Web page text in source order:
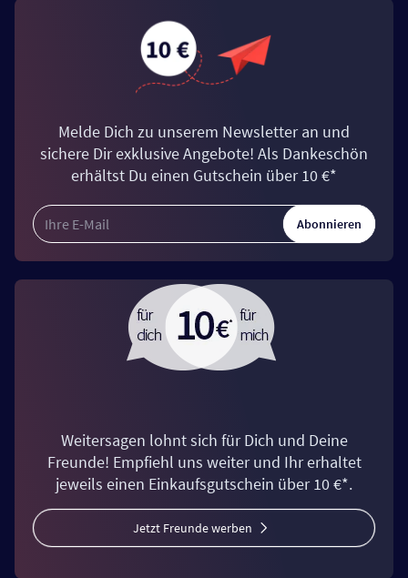
Melde Dich zu unserem Newsletter an und
sichere Dir exklusive Angebote! Als Dankeschön
erhältst Du einen Gutschein über 10 €*
Abonnieren
Weitersagen lohnt sich für Dich und Deine
Freunde! Empfiehl uns weiter und Ihr erhaltet
jeweils einen Einkaufsgutschein über 10 €*.
Jetzt Freunde werben